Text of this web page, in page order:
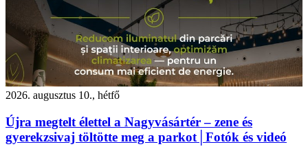
2026. augusztus 10., hétfő
Újra megtelt élettel a Nagyvásártér – zene és
gyerekzsivaj töltötte meg a parkot│Fotók és videó